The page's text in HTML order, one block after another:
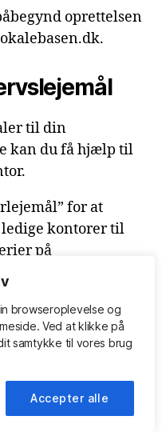
browseroplevelseog
. Ved at klikke på
samtykke til vores brug
Accepter alle
oprettelsen
til din
kan du få hjælp til
for at
ledige kontorer til
på
erhvervslejemål.
af kontor.